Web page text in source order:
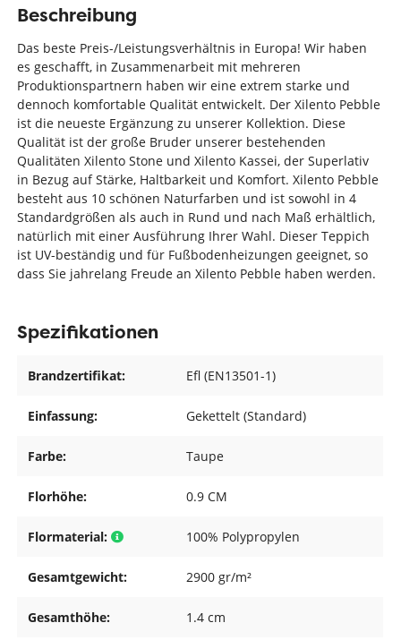
Beschreibung
Das beste Preis-/Leistungsverhältnis in Europa! Wir haben
es geschafft, in Zusammenarbeit mit mehreren
Produktionspartnern haben wir eine extrem starke und
dennoch komfortable Qualität entwickelt. Der Xilento Pebble
ist die neueste Ergänzung zu unserer Kollektion. Diese
Qualität ist der große Bruder unserer bestehenden
Qualitäten Xilento Stone und Xilento Kassei, der Superlativ
in Bezug auf Stärke, Haltbarkeit und Komfort. Xilento Pebble
besteht aus 10 schönen Naturfarben und ist sowohl in 4
Standardgrößen als auch in Rund und nach Maß erhältlich,
natürlich mit einer Ausführung Ihrer Wahl. Dieser Teppich
ist UV-beständig und für Fußbodenheizungen geeignet, so
dass Sie jahrelang Freude an Xilento Pebble haben werden.
Spezifikationen
Brandzertifikat: Efl (EN13501-1)
Einfassung: Gekettelt (Standard)
Farbe: Taupe
Florhöhe: 0.9 CM
Flormaterial: 100% Polypropylen
Gesamtgewicht: 2900 gr/m²
Gesamthöhe: 1.4 cm